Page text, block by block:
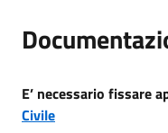
E’ necessario fissare
Civile